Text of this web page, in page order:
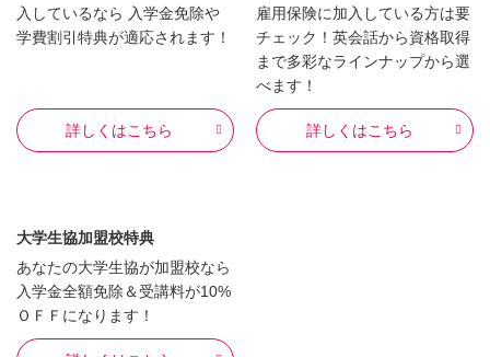
入しているなら 入学金免除や
学費割引特典が適応されます！
詳しくはこちら
雇用保険に加入している方は要
チェック！英会話から資格取得
まで多彩なラインナップから選
べます！
詳しくはこちら
大学生協加盟校特典
あなたの大学生協が加盟校なら
入学金全額免除＆受講料が10%
ＯＦＦになります！